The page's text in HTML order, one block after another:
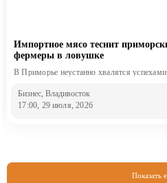
Импортное мясо теснит
фермеры в ловушке
В Приморье неустанно хвалятся успехами
Бизнес, Владивосток
17:00, 29 июля, 2026
Показать